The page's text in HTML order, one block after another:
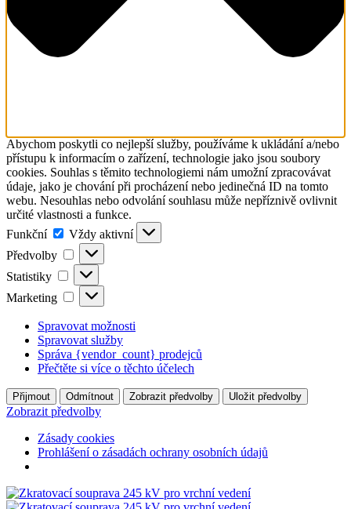
Abychom poskytli co nejlepší služby, používáme k ukládání a/nebo
přístupu k informacím o zařízení, technologie jako jsou soubory
cookies. Souhlas s těmito technologiemi nám umožní zpracovávat
údaje, jako je chování při procházení nebo jedinečná ID na tomto
webu. Nesouhlas nebo odvolání souhlasu může nepříznivě ovlivnit
určité vlastnosti a funkce.
Funkční
Funkční
Vždy aktivní
Předvolby
Předvolby
Statistiky Statistiky
Marketing Marketing
Spravovat možnosti
Spravovat služby
Správa {vendor_count} prodejců
Přečtěte si více o těchto účelech
Přijmout Odmítnout Zobrazit předvolby Uložit předvolby
Zobrazit předvolby
Zásady cookies
Prohlášení o zásadách ochrany osobních údajů